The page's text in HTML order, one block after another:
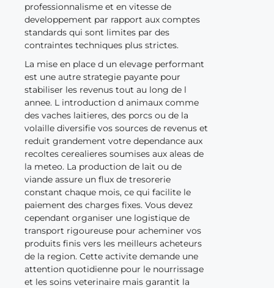
professionnalisme et en vitesse de
developpement par rapport aux comptes
standards qui sont limites par des
contraintes techniques plus strictes.
La mise en place d un elevage performant
est une autre strategie payante pour
stabiliser les revenus tout au long de l
annee. L introduction d animaux comme
des vaches laitieres, des porcs ou de la
volaille diversifie vos sources de revenus et
reduit grandement votre dependance aux
recoltes cerealieres soumises aux aleas de
la meteo. La production de lait ou de
viande assure un flux de tresorerie
constant chaque mois, ce qui facilite le
paiement des charges fixes. Vous devez
cependant organiser une logistique de
transport rigoureuse pour acheminer vos
produits finis vers les meilleurs acheteurs
de la region. Cette activite demande une
attention quotidienne pour le nourrissage
et les soins veterinaire mais garantit la